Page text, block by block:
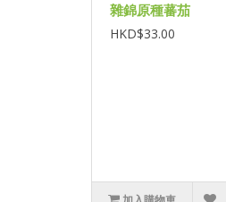
雜錦原種蕃茄
HKD$33.00